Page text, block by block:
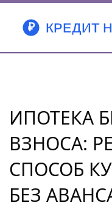
ИПОТЕКА
ВЗНОСА:
СПОСОБ
БЕЗ